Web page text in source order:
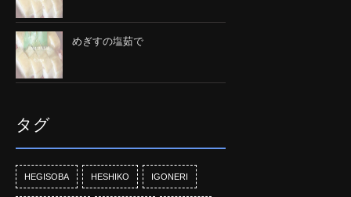
めぎすの塩茹で
タグ
HEGISOBA HESHIKO IGONERI